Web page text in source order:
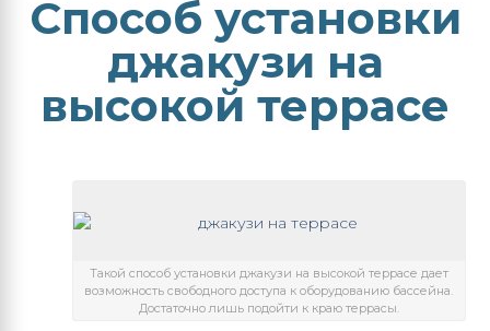
Способ установки
джакузи на
высокой террасе
Такой способ установки джакузи на высокой террасе дает
возможность свободного доступа к оборудованию бассейна.
Достаточно лишь подойти к краю террасы.